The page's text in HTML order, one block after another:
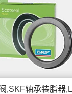
,SKF轴承装脂器